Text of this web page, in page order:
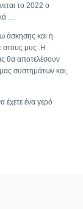
το 2022 ο
…
άσκησης και η
στους μυς .Η
θα αποτελέσουν
συστημάτων και,
ένα γερό